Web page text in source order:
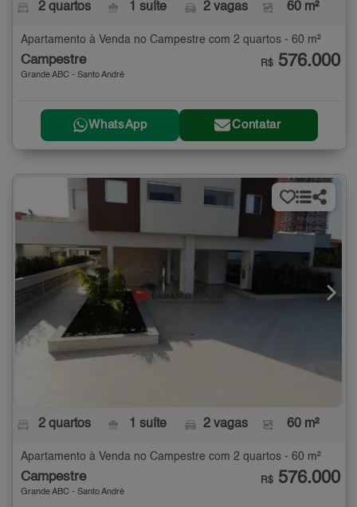
2 quartos 1 suíte 2 vagas 60 m²
Apartamento à Venda no Campestre com 2 quartos - 60 m²
Campestre
Grande ABC - Santo André
R$ 576.000
WhatsApp Contatar
2 quartos 1 suíte 2 vagas 60 m²
Apartamento à Venda no Campestre com 2 quartos - 60 m²
Campestre
Grande ABC - Santo André
R$ 576.000